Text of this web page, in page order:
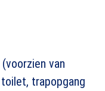
van
trapopgang